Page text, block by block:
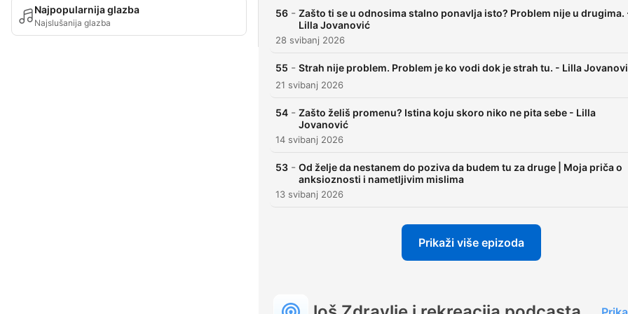
Najpopularnija glazba
Najslušanija glazba
56 - Zašto ti se u odnosima stalno ponavlja isto? Problem nije u drugima.
Lilla Jovanović
28 svibanj 2026
55 - Strah nije problem. Problem je ko vodi dok je strah tu. - Lilla
21 svibanj 2026
54 - Zašto želiš promenu? Istina koju skoro niko ne pita sebe - Lilla
Jovanović
14 svibanj 2026
53 - Od želje da nestanem do poziva da budem tu za druge | Moja priča o
anksioznosti i nametljivim mislima
13 svibanj 2026
Prikaži više epizoda